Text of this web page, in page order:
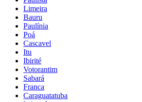
Limeira
Bauru
Paulínia
Poá
Cascavel
Itu
Ibirité
Votorantim
Sabará
Franca
Caraguatatuba